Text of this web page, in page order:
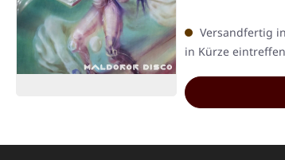
Versandfertig
in Kürze eintreffen